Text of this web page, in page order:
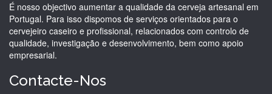
É nosso objectivo aumentar a qualidade da cerveja artesanal em
Portugal. Para isso dispomos de serviços orientados para o
cervejeiro caseiro e profissional, relacionados com controlo de
qualidade, investigação e desenvolvimento, bem como apoio
empresarial.
Contacte-Nos